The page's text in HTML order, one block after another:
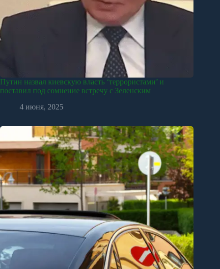
Путин назвал киевскую власть ‘террористами’ и
поставил под сомнение встречу с Зеленским
4 июня, 2025